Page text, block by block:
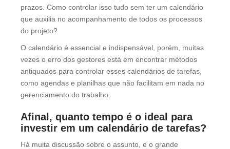
prazos. Como controlar isso tudo sem ter um calendário
que auxilia no acompanhamento de todos os processos
do projeto?
O calendário é essencial e indispensável, porém, muitas
vezes o erro dos gestores está em encontrar métodos
antiquados para controlar esses calendários de tarefas,
como agendas e planilhas que não facilitam em nada no
gerenciamento do trabalho.
Afinal, quanto tempo é o ideal para
investir em um calendário de tarefas?
Há muita discussão sobre o assunto, e o grande